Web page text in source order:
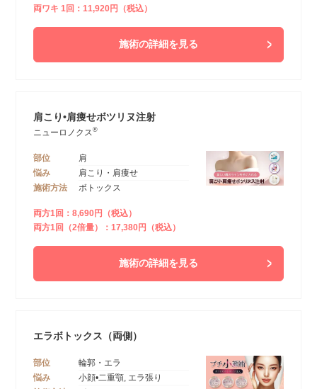
両ワキ 1回：11,920円（税込）
施術の詳細を見る
肩こり•肩痩せボツリヌ注射
ニューロノクス®
部位
肩
悩み
肩こり・肩痩せ
施術方法
ボトックス
両方1回：8,690円（税込）
両方1回（2倍量）：17,380円（税込）
施術の詳細を見る
エラボトックス（両側）
部位
輪郭・エラ
悩み
小顔•二重顎, エラ張り